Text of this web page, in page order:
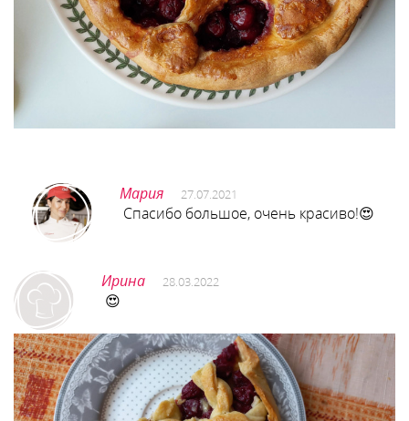
Мария 27.07.2021
Спасибо большое, очень красиво!😍
Ирина 28.03.2022
😍